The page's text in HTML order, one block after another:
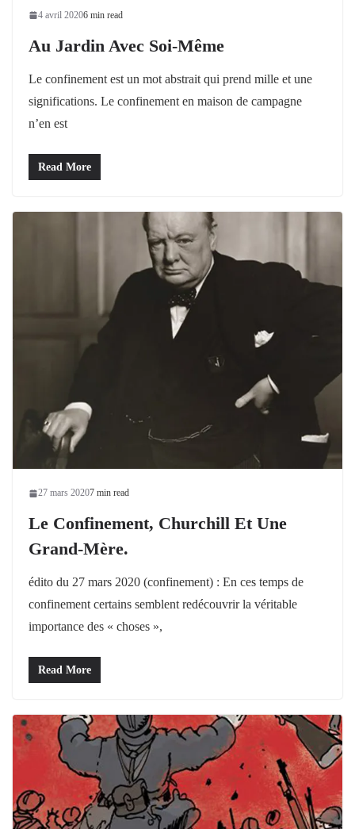
4 avril 20206 min read
Au Jardin Avec Soi-Même
Le confinement est un mot abstrait qui prend mille et une
significations. Le confinement en maison de campagne
n’en est
Read More
27 mars 20207 min read
Le Confinement, Churchill Et Une
Grand-Mère.
édito du 27 mars 2020 (confinement) : En ces temps de
confinement certains semblent redécouvrir la véritable
importance des « choses »,
Read More